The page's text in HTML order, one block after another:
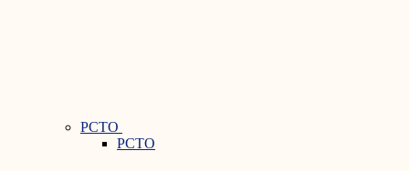
PCTO
PCTO